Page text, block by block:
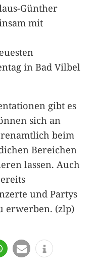
Günther
mit
in Bad Vilbel
gibt es
sich an
beim
Bereichen
lassen. Auch
und Partys
erwerben. (zlp)